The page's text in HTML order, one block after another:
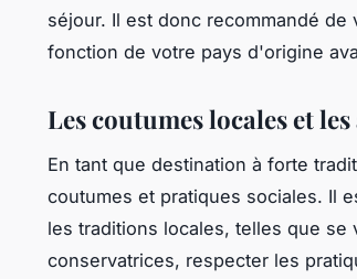
séjour. Il est donc recommandé
fonction de votre pays d'origine
Les coutumes locales et
En tant que destination à forte
coutumes et pratiques sociales. Il
les traditions locales, telles que
conservatrices, respecter les